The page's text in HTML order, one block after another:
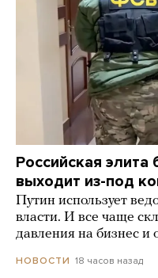
Российская
выходит из-под
Путин использует
власти. И все чаще
давления на бизнес и
НОВОСТИ 18 часов назад